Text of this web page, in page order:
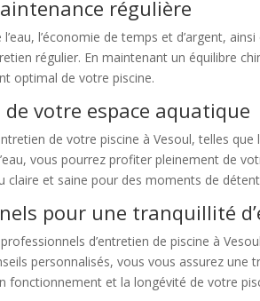
régulière
l’économie de temps et d’argent,
régulier. En maintenant un équilibre
optimal de votre piscine.
votre espace aquatique
de votre piscine à Vesoul, telles
vous pourrez profiter pleinement de
claire et saine pour des moments de
pour une tranquillité
d’entretien de piscine à
personnalisés, vous vous assurez une
fonctionnement et la longévité de votre